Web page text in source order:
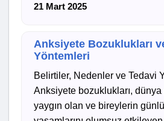
21 Mart 2025
Anksiyete Bozuklukları
Yöntemleri
Belirtiler, Nedenler ve Tedavi
Anksiyete bozuklukları,
yaygın olan ve bireylerin